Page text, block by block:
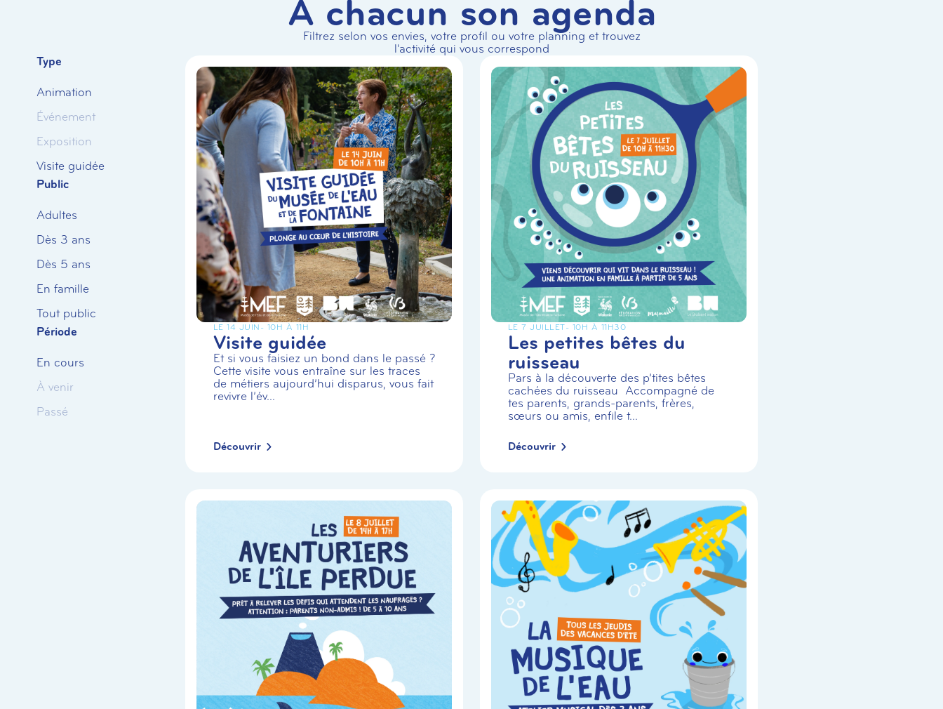
À chacun son agenda
Filtrez selon vos envies, votre profil ou votre planning et trouvez
l'activité qui vous correspond
Type
Animation
Événement
Exposition
Visite guidée
Public
Adultes
Dès 3 ans
Dès 5 ans
En famille
Tout public
Période
En cours
À venir
Passé
LE 14 JUIN - 10H À 11H
Visite guidée
Et si vous faisiez un bond dans le passé ?
Cette visite vous entraîne sur les traces
de métiers aujourd’hui disparus, vous fait
revivre l’év...
Découvrir
LE 7 JUILLET- 10H À 11H30
Les petites bêtes du
ruisseau
Pars à la découverte des p’tites bêtes
cachées du ruisseau Accompagné de
tes parents, grands-parents, frères,
sœurs ou amis, enfile t...
Découvrir